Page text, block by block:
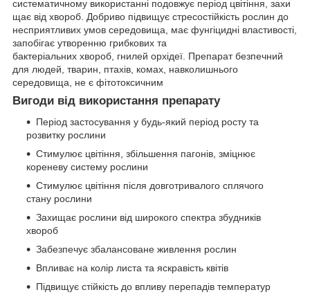
систематичному використанні подовжує період цвітіння, захи
щає від хвороб. Добриво підвищує стресостійкість рослин до
несприятливих умов середовища, має фунгіцидні властивості,
запобігає утворенню грибкових та
бактеріальних хвороб, гнилей орхідеї. Препарат безпечний
для людей, тварин, птахів, комах, навколишнього
середовища, не є фітотоксичним
Вигоди від використання препарату
Період застосування у будь-який період росту та
розвитку рослини
Стимулює цвітіння, збільшення пагонів, зміцнює
кореневу систему рослини
Стимулює цвітіння після довготривалого сплячого
стану рослини
Захищає рослини від широкого спектра збудників
хвороб
Забезпечує збалансоване живлення рослин
Впливає на колір листа та яскравість квітів
Підвищує стійкість до впливу перепадів температур